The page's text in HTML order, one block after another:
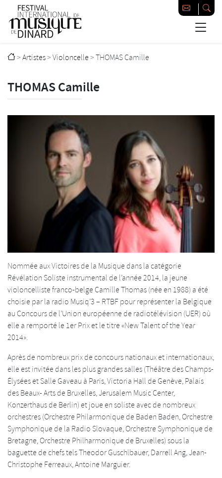
Passer au contenu principal
Festival international de musique de Dinard
>Artistes>Violoncelle>THOMAS Camille
THOMAS Camille
Nommée aux Victoires de la Musique dans la catégorie
Révélation Soliste instrumental de l’année 2014, la jeune
violoncelliste franco-belge Camille Thomas (née en 1988) a été
choisie par la radio Musiq’3 – RTBF pour représenter la Belgique
au Concours de l’Union européenne de radiotélévision (UER) où
elle a remporté le 1er Prix et le titre «New Talent of the Year
2014».
Après de nombreux prix de concours nationaux et internationaux,
elle est invitée dans les plus grandes salles (Théâtre des Champs-
Élysées et Salle Gaveau à Paris, Victoria Hall de Genève, Palais
des Beaux- Arts de Bruxelles, Jerusalem Music Center,
Konzerthaus de Berlin) et joue en soliste avec de nombreux
orchestres (Orchestre Philarmonique de Baden Baden, Orchestre
Symphonique de la Radio Slovaque, Orchestre Symphonique de
Bretagne, Orchestre Philharmonique de Bruxelles) sous la
baguette de chefs tels Theodor Guschlbauer, Darrell Ang, Jean-
Christophe Ferreaux, Antoine Marguier.